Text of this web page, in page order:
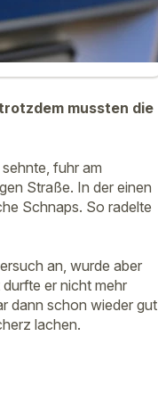
mussten die
fuhr am
Straße. In der einen
Schnaps. So radelte
an, wurde aber
er nicht mehr
dann schon wieder gut
lachen.